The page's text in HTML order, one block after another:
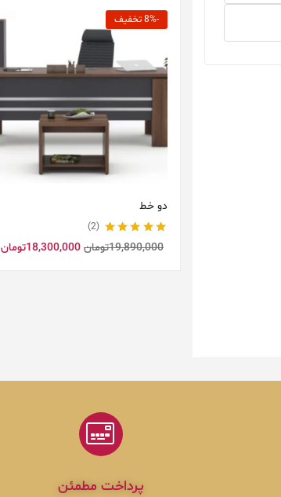
-8% تخفیف
دو خط
نمره 5.00 از 5
2
19,890,000تومان 18,300,000تومان
پرداخت مطمئن